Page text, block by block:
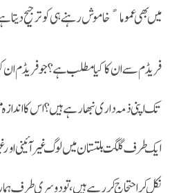
میں بھی عموماﹰ خاموش رہنے ہی کو ترجیح
فریڈم سے ان کا کیا مطلب ہے؟جو فریڈم
تک اپنی ذمہ داری نبھا رہے ہیں؟ اس کا
ایک طرف گلگت بلتستان میں لوگ غیر آئینی
نکل کر احتجاج کر رہے ہیں، تو دوسری طرف